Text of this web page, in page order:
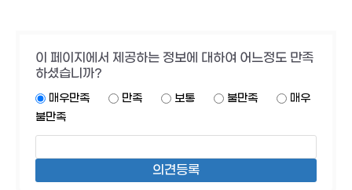
이 페이지에서 제공하는 정보에 대하여 어느정도 만족
하셨습니까?
매우만족 만족 보통 불만족
매우
불만족